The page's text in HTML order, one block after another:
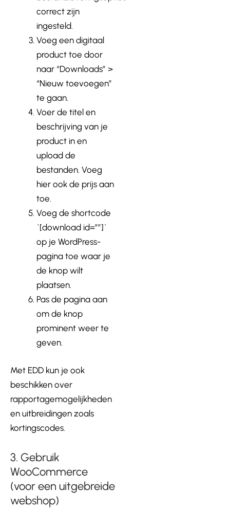
correct zijn
ingesteld.
Voeg een digitaal
product toe door
naar “Downloads” >
“Nieuw toevoegen”
te gaan.
Voer de titel en
beschrijving van je
product in en
upload de
bestanden. Voeg
hier ook de prijs aan
toe.
Voeg de shortcode
`[download id=””]`
op je WordPress-
pagina toe waar je
de knop wilt
plaatsen.
Pas de pagina aan
om de knop
prominent weer te
geven.
Met EDD kun je ook
beschikken over
rapportagemogelijkheden
en uitbreidingen zoals
kortingscodes.
3. Gebruik
WooCommerce
(voor een uitgebreide
webshop)